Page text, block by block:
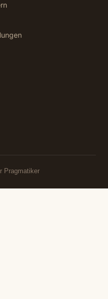
Pragmatiker